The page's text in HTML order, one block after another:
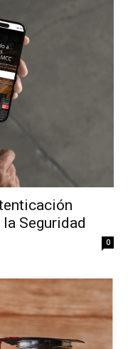
Seguridad
0